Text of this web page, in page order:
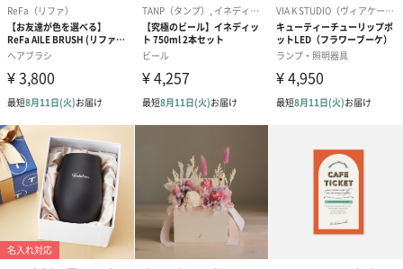
結婚祝い（御結婚御
祝）（110円）
出産祝い（御出産御
祝）（110円）
内祝い_蝶結
（110円）
生花
生花のブーケを同梱します。
※9-15時にご注文いただく場合、最短のお届け可能日が通常より
も1日遅くなります。